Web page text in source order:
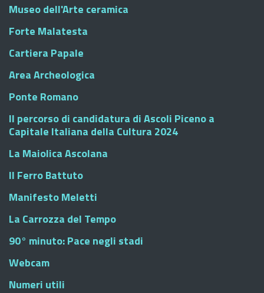
Museo dell'Arte ceramica
Forte Malatesta
Cartiera Papale
Area Archeologica
Ponte Romano
Il percorso di candidatura di Ascoli Piceno a
Capitale Italiana della Cultura 2024
La Maiolica Ascolana
Il Ferro Battuto
Manifesto Meletti
La Carrozza del Tempo
90° minuto: Pace negli stadi
Webcam
Numeri utili